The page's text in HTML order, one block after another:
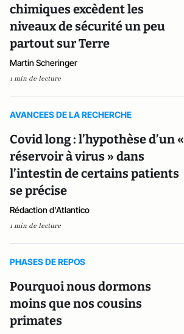
chimiques excèdent les
niveaux de sécurité un peu
partout sur Terre
Martin Scheringer
1 min de lecture
AVANCEES DE LA RECHERCHE
Covid long : l’hypothèse d’un «
réservoir à virus » dans
l’intestin de certains patients
se précise
Rédaction d'Atlantico
1 min de lecture
PHASES DE REPOS
Pourquoi nous dormons
moins que nos cousins
primates